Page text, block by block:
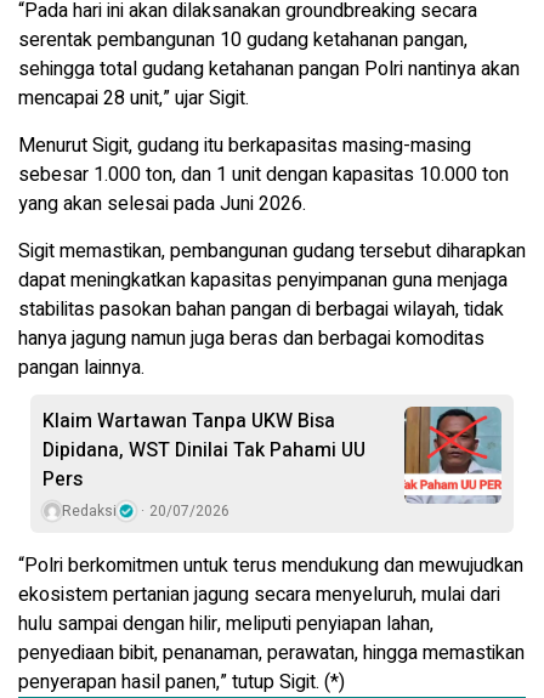
“Pada hari ini akan dilaksanakan groundbreaking secara
serentak pembangunan 10 gudang ketahanan pangan,
sehingga total gudang ketahanan pangan Polri nantinya akan
mencapai 28 unit,” ujar Sigit.
Menurut Sigit, gudang itu berkapasitas masing-masing
sebesar 1.000 ton, dan 1 unit dengan kapasitas 10.000 ton
yang akan selesai pada Juni 2026.
Sigit memastikan, pembangunan gudang tersebut diharapkan
dapat meningkatkan kapasitas penyimpanan guna menjaga
stabilitas pasokan bahan pangan di berbagai wilayah, tidak
hanya jagung namun juga beras dan berbagai komoditas
pangan lainnya.
Klaim Wartawan Tanpa UKW Bisa
Dipidana, WST Dinilai Tak Pahami UU
Pers
Redaksi 20/07/2026
“Polri berkomitmen untuk terus mendukung dan mewujudkan
ekosistem pertanian jagung secara menyeluruh, mulai dari
hulu sampai dengan hilir, meliputi penyiapan lahan,
penyediaan bibit, penanaman, perawatan, hingga memastikan
penyerapan hasil panen,” tutup Sigit. (*)